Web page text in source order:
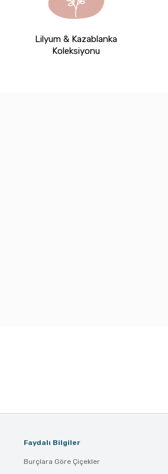
Lilyum & Kazablanka
Koleksiyonu
Faydalı Bilgiler
Burçlara Göre Çiçekler